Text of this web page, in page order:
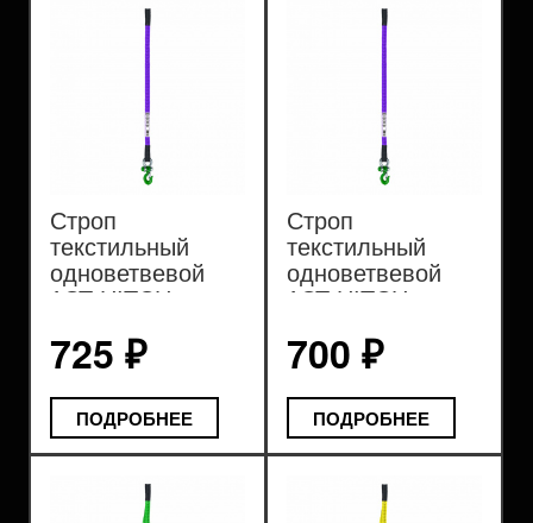
Строп
текстильный
одноветвевой
1СТ HITCH
SF5 0,5т
725 ₽
ПОДРОБНЕЕ
Строп
текстильный
одноветвевой
1СТ HITCH
SF5 1т
700 ₽
ПОДРОБНЕЕ